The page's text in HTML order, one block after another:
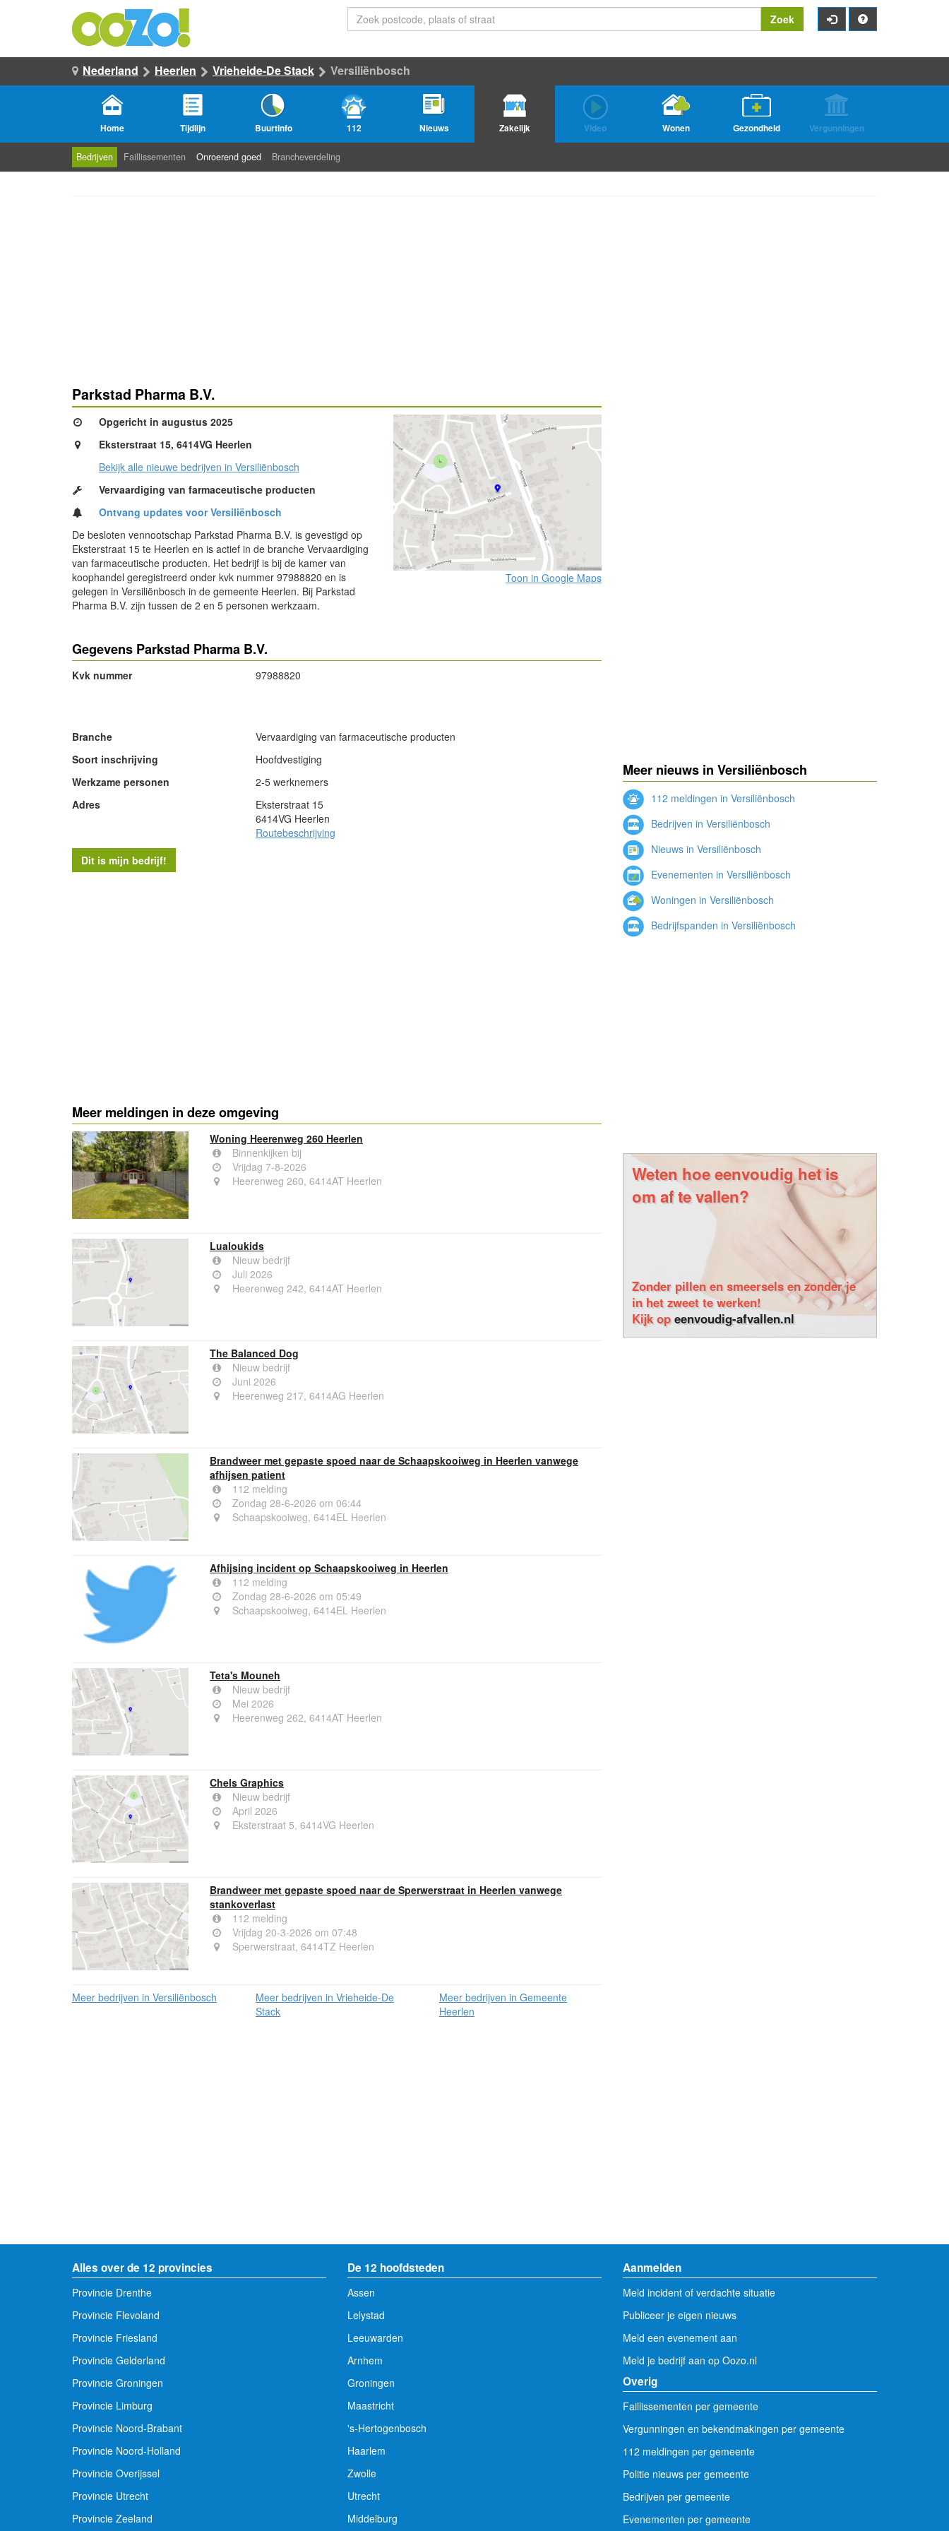
Zoek
Nederland Heerlen Vrieheide-De Stack Versiliënbosch
Home Tijdlijn Buurtinfo 112 Nieuws Zakelijk Video Wonen Gezondheid Vergunningen
Bedrijven Faillissementen Onroerend goed Brancheverdeling
Parkstad Pharma B.V.
Opgericht in augustus 2025
Eksterstraat 15, 6414VG Heerlen
Bekijk alle nieuwe bedrijven in Versiliënbosch
Vervaardiging van farmaceutische producten
Ontvang updates voor Versiliënbosch
De besloten vennootschap Parkstad Pharma B.V. is gevestigd op
Eksterstraat 15 te Heerlen en is actief in de branche Vervaardiging
van farmaceutische producten. Het bedrijf is bij de kamer van
koophandel geregistreerd onder kvk nummer 97988820 en is
gelegen in Versiliënbosch in de gemeente Heerlen. Bij Parkstad
Pharma B.V. zijn tussen de 2 en 5 personen werkzaam.
Toon in Google Maps
Gegevens Parkstad Pharma B.V.
Kvk nummer 97988820
Branche
Vervaardiging van farmaceutische producten
Soort inschrijving
Hoofdvestiging
Werkzame personen
2-5 werknemers
Adres
Eksterstraat 15
6414VG Heerlen
Routebeschrijving
Meer meldingen in deze omgeving
Woning Heerenweg 260 Heerlen
Binnenkijken bij
Vrijdag 7-8-2026
Heerenweg 260, 6414AT Heerlen
Lualoukids
Nieuw bedrijf
Juli 2026
Heerenweg 242, 6414AT Heerlen
The Balanced Dog
Nieuw bedrijf
Juni 2026
Heerenweg 217, 6414AG Heerlen
Brandweer met gepaste spoed naar de Schaapskooiweg in Heerlen vanwege
afhijsen patient
112 melding
Zondag 28-6-2026 om 06:44
Schaapskooiweg, 6414EL Heerlen
Afhijsing incident op Schaapskooiweg in Heerlen
112 melding
Zondag 28-6-2026 om 05:49
Schaapskooiweg, 6414EL Heerlen
Teta's Mouneh
Nieuw bedrijf
Mei 2026
Heerenweg 262, 6414AT Heerlen
Chels Graphics
Nieuw bedrijf
April 2026
Eksterstraat 5, 6414VG Heerlen
Brandweer met gepaste spoed naar de Sperwerstraat in Heerlen vanwege
stankoverlast
112 melding
Vrijdag 20-3-2026 om 07:48
Sperwerstraat, 6414TZ Heerlen
Meer bedrijven in Versiliënbosch
Meer bedrijven in Vrieheide-De
Stack
Meer bedrijven in Gemeente
Heerlen
Meer nieuws in Versiliënbosch
112 meldingen in Versiliënbosch
Bedrijven in Versiliënbosch
Nieuws in Versiliënbosch
Evenementen in Versiliënbosch
Woningen in Versiliënbosch
Bedrijfspanden in Versiliënbosch
Weten hoe eenvoudig het is
om af te vallen?
Zonder pillen en smeersels en zonder je
in het zweet te werken!
Kijk opeenvoudig-afvallen.nl
Alles over de 12 provincies
Provincie Drenthe
Provincie Flevoland
Provincie Friesland
Provincie Gelderland
Provincie Groningen
Provincie Limburg
Provincie Noord-Brabant
Provincie Noord-Holland
Provincie Overijssel
Provincie Utrecht
Provincie Zeeland
De 12 hoofdsteden
Assen
Lelystad
Leeuwarden
Arnhem
Groningen
Maastricht
's-Hertogenbosch
Haarlem
Zwolle
Utrecht
Middelburg
Aanmelden
Meld incident of verdachte situatie
Publiceer je eigen nieuws
Meld een evenement aan
Meld je bedrijf aan op Oozo.nl
Overig
Faillissementen per gemeente
Vergunningen en bekendmakingen per gemeente
112 meldingen per gemeente
Politie nieuws per gemeente
Bedrijven per gemeente
Evenementen per gemeente